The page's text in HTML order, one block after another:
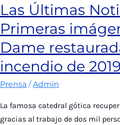
internacional
para
libro
sobre
Humanidades
Digitales
Las Últimas
Primeras
Dame
incendio de 2019
Prensa /Admin
La famosa catedral gótica
gracias al trabajo de dos mil